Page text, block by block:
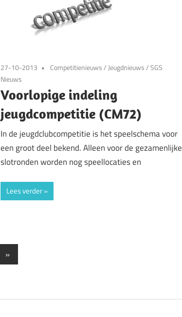
27-10-2013 Competitienieuws/ Jeugdnieuws/SGS
Nieuws
Voorlopige indeling
jeugdcompetitie (CM72)
In de jeugdclubcompetitie is het speelschema voor
een groot deel bekend. Alleen voor de gezamenlijke
slotronden worden nog speellocaties en
Lees verder
Volgende
berichten
»